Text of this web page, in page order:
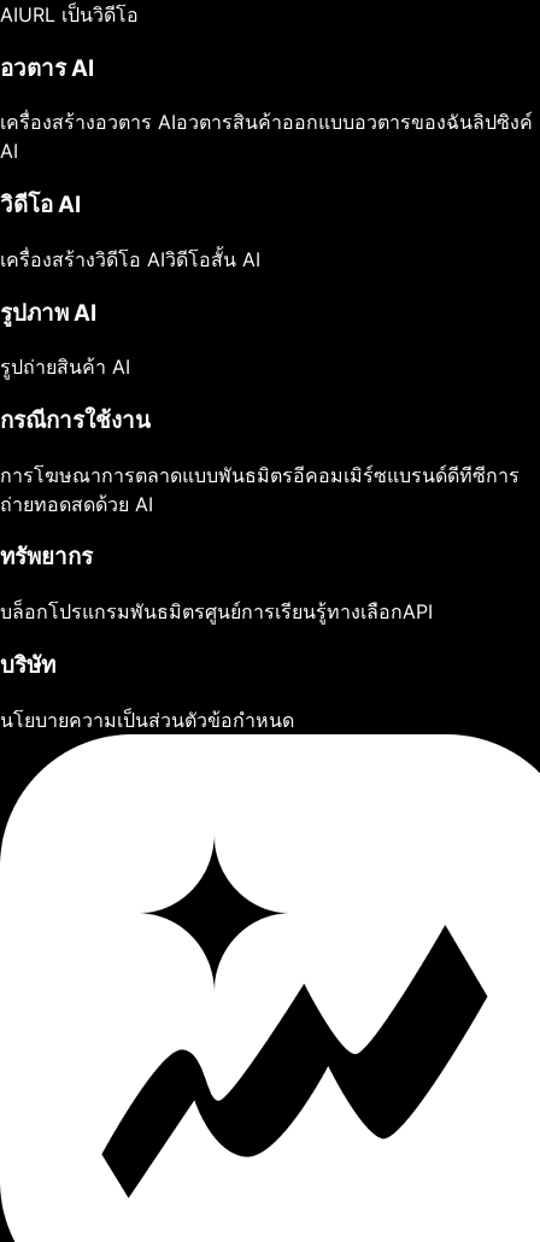
AIURL เป็นวิดีโอ
อวตาร AI
เครื่องสร้างอวตาร AIอวตารสินค้าออกแบบอวตารของฉันลิปซิงค์
AI
วิดีโอ AI
เครื่องสร้างวิดีโอ AIวิดีโอสั้น AI
รูปภาพ AI
รูปถ่ายสินค้า AI
กรณีการใช้งาน
การโฆษณาการตลาดแบบพันธมิตรอีคอมเมิร์ซแบรนด์ดีทีซีการ
ถ่ายทอดสดด้วย AI
ทรัพยากร
บล็อกโปรแกรมพันธมิตรศูนย์การเรียนรู้ทางเลือกAPI
บริษัท
นโยบายความเป็นส่วนตัวข้อกำหนด